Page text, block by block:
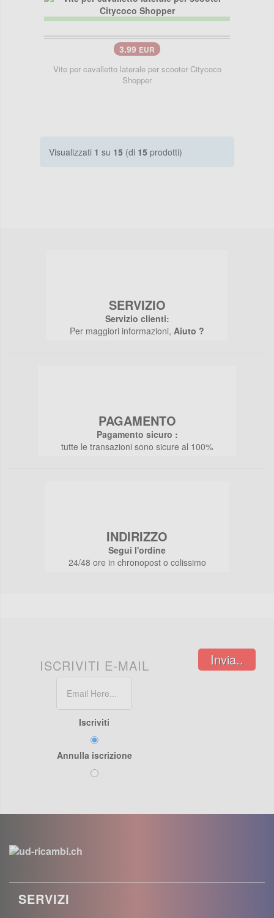
3.99 EUR
Vite per cavalletto laterale per scooter Citycoco
Shopper
Visualizzati 1 su 15 (di 15 prodotti)
SERVIZIO
Servizio clienti:
Per maggiori informazioni, Aiuto ?
PAGAMENTO
Pagamento sicuro :
tutte le transazioni sono sicure al 100%
INDIRIZZO
Segui l'ordine
24/48 ore in chronopost o colissimo
ISCRIVITI E-MAIL
Iscriviti
Annulla iscrizione
Invia..
SERVIZI